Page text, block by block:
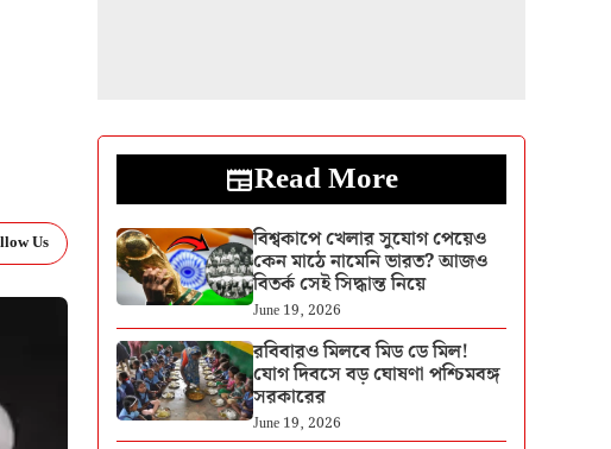
Us
Read More
বিশ্বকাপে খেলার সুযোগ পেয়েও
কেন মাঠে নামেনি ভারত? আজও
বিতর্ক সেই সিদ্ধান্ত নিয়ে
June 19, 2026
রবিবারও মিলবে মিড ডে মিল!
যোগ দিবসে বড় ঘোষণা পশ্চিমবঙ্গ
সরকারের
June 19, 2026